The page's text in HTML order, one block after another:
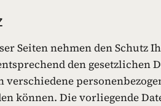
Seiten nehmen den Schutz
den gesetzlichen
verschiedene
können. Die vorliegende